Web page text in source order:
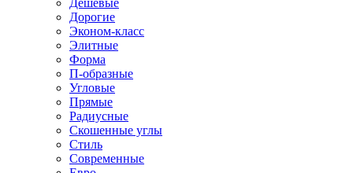
Дешевые
Дорогие
Эконом-класс
Элитные
Форма
П-образные
Угловые
Прямые
Радиусные
Скошенные углы
Стиль
Современные